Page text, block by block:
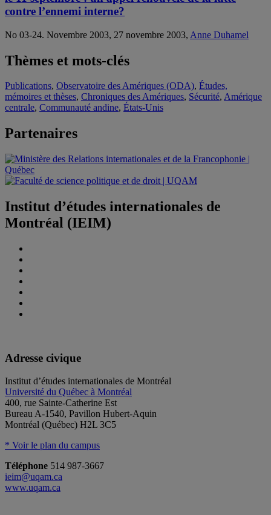
contre l’ennemi interne?
No 03-24. Novembre 2003, 27 novembre 2003, Anne Duhamel
Thèmes et mots-clés
Publications, Observatoire des Amériques (ODA), Études,
mémoires et thèses, Chroniques des Amériques, Sécurité, Amérique
centrale, Communauté andine, États-Unis
Partenaires
Institut d’études internationales de
Montréal (IEIM)
Adresse civique
Institut d’études internationales de Montréal
Université du Québec à Montréal
400, rue Sainte-Catherine Est
Bureau A-1540, Pavillon Hubert-Aquin
Montréal (Québec) H2L 3C5
* Voir le plan du campus
Téléphone 514 987-3667
ieim@uqam.ca
www.uqam.ca